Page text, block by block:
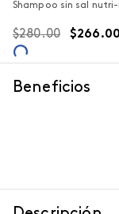
Shampoo sin sal
$280.00 $266.00
Beneficios